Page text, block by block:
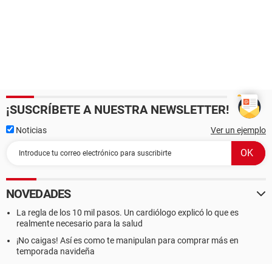
¡SUSCRÍBETE A NUESTRA NEWSLETTER!
Noticias Ver un ejemplo
NOVEDADES
La regla de los 10 mil pasos. Un cardiólogo explicó lo que es
realmente necesario para la salud
¡No caigas! Así es como te manipulan para comprar más en
temporada navideña